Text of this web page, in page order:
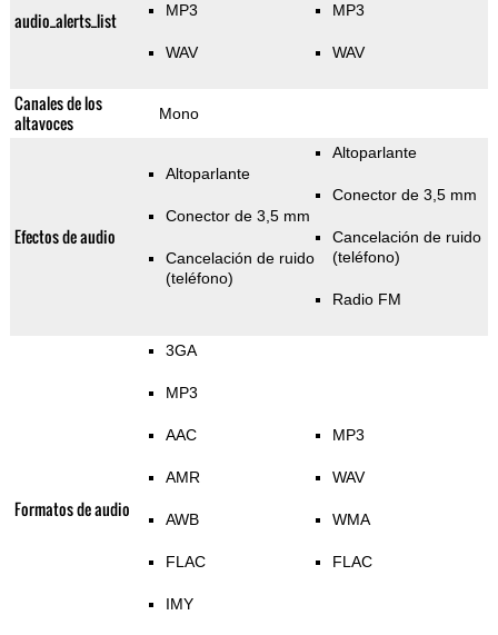
audio_alerts_list MP3
WAV
MP3
WAV
Canales de los
altavoces
Mono
Efectos de audio
Altoparlante
Conector de 3,5 mm
Cancelación de ruido
(teléfono)
Altoparlante
Conector de 3,5 mm
Cancelación de ruido
(teléfono)
Radio FM
Formatos de audio
3GA
MP3
AAC
AMR
AWB
FLAC
IMY
MP3
WAV
WMA
FLAC